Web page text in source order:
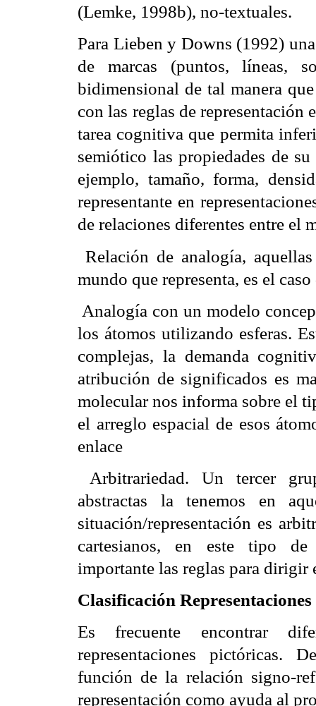
(Lemke, 1998b), no-textuales.
Para Lieben y Downs (1992)
de marcas (puntos, líneas,
bidimensional de tal manera
con las reglas de representación
tarea cognitiva que permita
semiótico las propiedades de
ejemplo, tamaño, forma,
representante en
de relaciones diferentes entre el
 Relación de analogía,
mundo que representa, es el
 Analogía con un modelo
los átomos utilizando esferas.
complejas, la demanda
atribución de significados es
molecular nos informa sobre el
el arreglo espacial de esos
enlace
 Arbitrariedad. Un tercer
abstractas la tenemos en
situación/representación es
cartesianos, en este tipo de
importante las reglas para
Clasificación
Es frecuente encontrar
representaciones pictóricas.
función de la relación signo-
representación como ayuda al